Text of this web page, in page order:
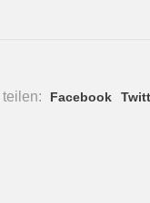
Facebook